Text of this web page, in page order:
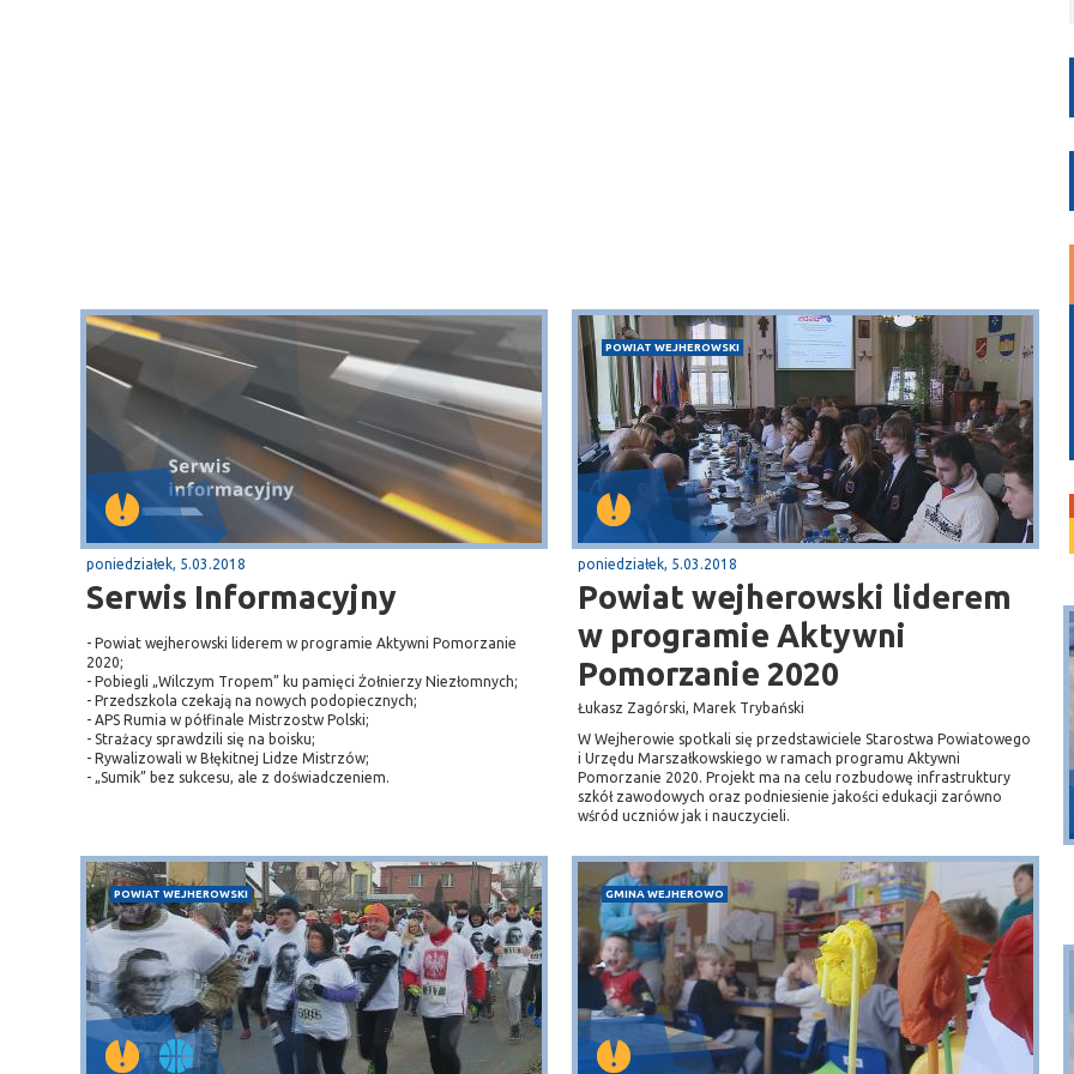
poniedziałek, 5.03.2018
Serwis Informacyjny
- Powiat wejherowski liderem w programie Aktywni Pomorzanie
2020;
- Pobiegli „Wilczym Tropem” ku pamięci Żołnierzy Niezłomnych;
- Przedszkola czekają na nowych podopiecznych;
- APS Rumia w półfinale Mistrzostw Polski;
- Strażacy sprawdzili się na boisku;
- Rywalizowali w Błękitnej Lidze Mistrzów;
- „Sumik” bez sukcesu, ale z doświadczeniem.
POWIAT WEJHEROWSKI
poniedziałek, 5.03.2018
Powiat wejherowski liderem
w programie Aktywni
Pomorzanie 2020
Łukasz Zagórski, Marek Trybański
W Wejherowie spotkali się przedstawiciele Starostwa Powiatowego
i Urzędu Marszałkowskiego w ramach programu Aktywni
Pomorzanie 2020. Projekt ma na celu rozbudowę infrastruktury
szkół zawodowych oraz podniesienie jakości edukacji zarówno
wśród uczniów jak i nauczycieli.
POWIAT WEJHEROWSKI GMINA WEJHEROWO
Sopot Puck
Przystań, molo